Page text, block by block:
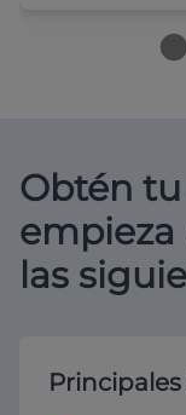
Obtén tu
empieza
las